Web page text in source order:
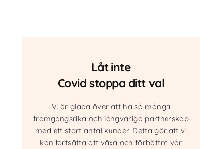
Låt inte
Covid stoppa ditt val
Vi är glada över att ha så många
framgångsrika och långvariga partnerskap
med ett stort antal kunder. Detta gör att vi
kan fortsätta att växa och förbättra vår